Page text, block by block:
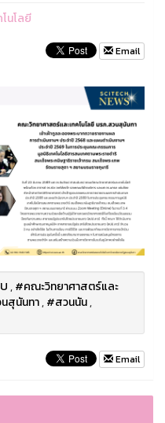
นโลยี
Email
,#คณะวิทยาศาสตร์และ
สุนันทา,#สวนนัน,
Email